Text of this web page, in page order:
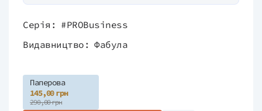
Серія: #PROBusiness
Видавництво: Фабула
Паперова
145,00 грн
290,00 грн